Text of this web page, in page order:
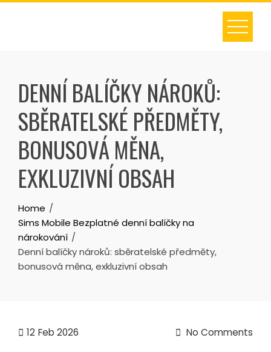
Skip
DENNÍ BALÍČKY NÁROKŮ:
SBĚRATELSKÉ PŘEDMĚTY,
BONUSOVÁ MĚNA,
EXKLUZIVNÍ OBSAH
Home
Sims Mobile Bezplatné denní balíčky na
nárokování
Denní balíčky nároků: sběratelské předměty,
bonusová měna, exkluzivní obsah
12 Feb 2026 No Comments